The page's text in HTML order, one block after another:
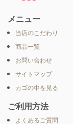
メニュー
当店のこだわり
商品一覧
お問い合わせ
サイトマップ
カゴの中を見る
ご利用方法
よくあるご質問